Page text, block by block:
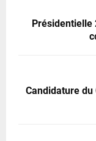
Présidentielle
Candidature